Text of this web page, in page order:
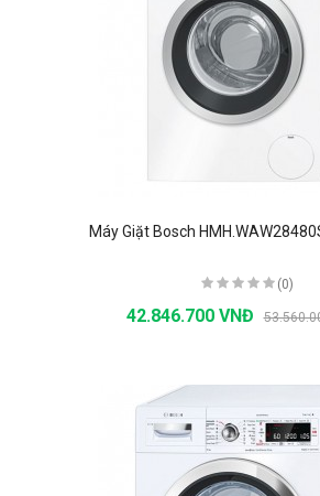
Máy Giặt Bosch
(0)
42.846.700 VNĐ